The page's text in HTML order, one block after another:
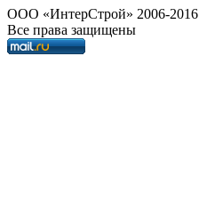
OOO «ИнтерСтрой» 2006-2016
Все права защищены